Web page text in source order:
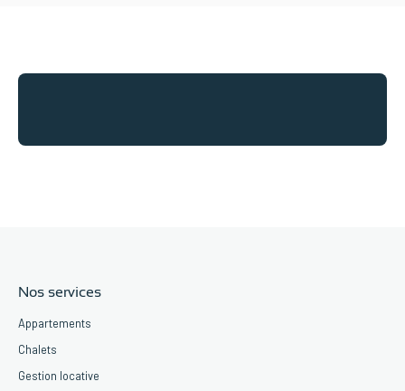
Nos services
Appartements
Chalets
Gestion locative